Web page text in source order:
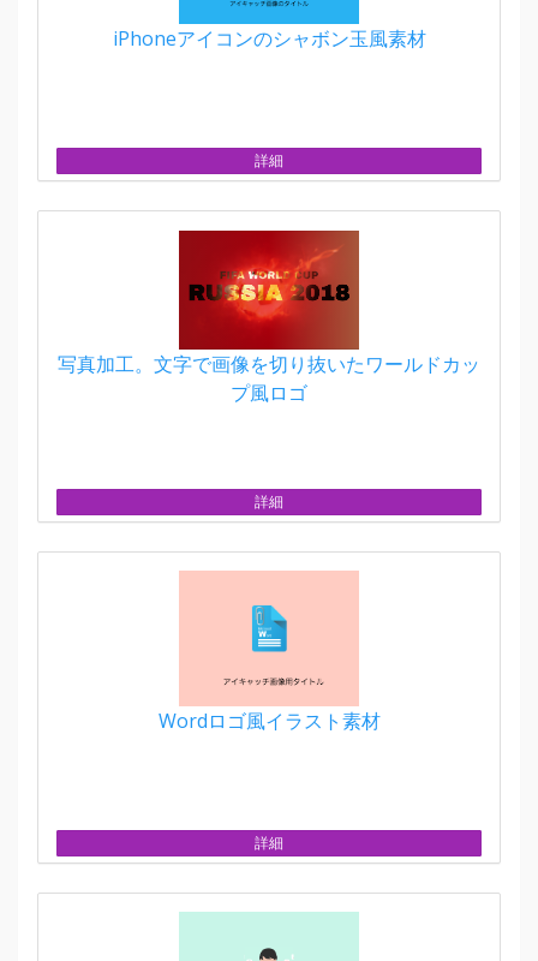
iPhoneアイコンのシャボン玉風素材
詳細
写真加工。文字で画像を切り抜いたワールドカッ
プ風ロゴ
詳細
Wordロゴ風イラスト素材
詳細